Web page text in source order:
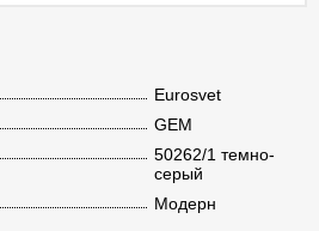
Eurosvet
GEM
50262/1 темно-
серый
Модерн